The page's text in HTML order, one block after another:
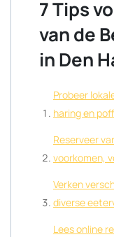
7 Tips
van de
in Den
Probeer
haring en
Reserveer
voorkomen,
Verken
diverse
Lees online